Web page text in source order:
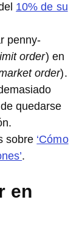
10% de su
penny-
order) en
order).
quedarse
sobre ‘Cómo
.
en